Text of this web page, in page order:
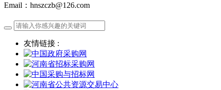
Email：hnszczb@126.com
友情链接 :